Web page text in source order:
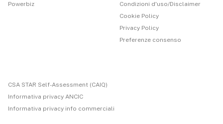
Powerbiz
Condizioni d'uso/Disclaimer
Cookie Policy
Privacy Policy
Preferenze consenso
CSA STAR Self-Assessment (CAIQ)
Informativa privacy ANCIC
Informativa privacy info commerciali